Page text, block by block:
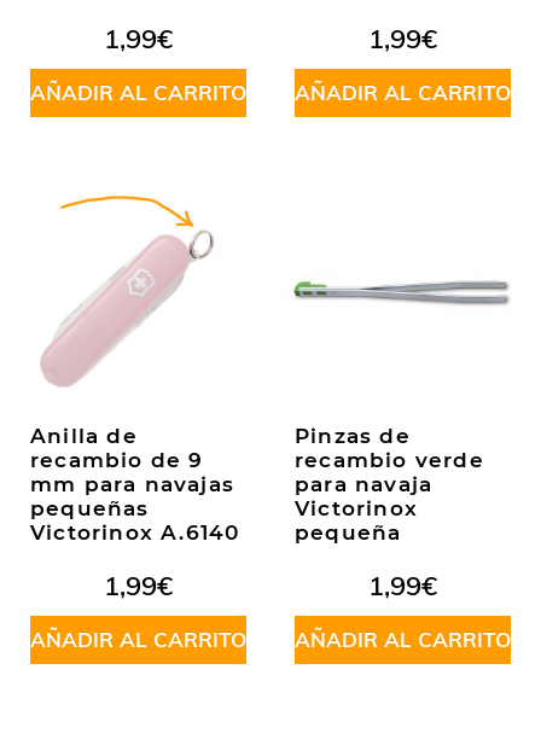
1,99€
AÑADIR AL CARRITO
1,99€
AÑADIR AL CARRITO
Anilla de
recambio de 9
mm para navajas
pequeñas
Victorinox A.6140
1,99€
AÑADIR AL CARRITO
Pinzas de
recambio verde
para navaja
Victorinox
pequeña
1,99€
AÑADIR AL CARRITO